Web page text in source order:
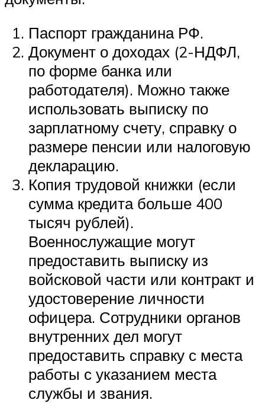
Паспорт гражданина РФ.
Документ о доходах (2-НДФЛ,
по форме банка или
работодателя). Можно также
использовать выписку по
зарплатному счету, справку о
размере пенсии или налоговую
декларацию.
Копия трудовой книжки (если
сумма кредита больше 400
тысяч рублей).
Военнослужащие могут
предоставить выписку из
войсковой части или контракт и
удостоверение личности
офицера. Сотрудники органов
внутренних дел могут
предоставить справку с места
работы с указанием места
службы и звания.